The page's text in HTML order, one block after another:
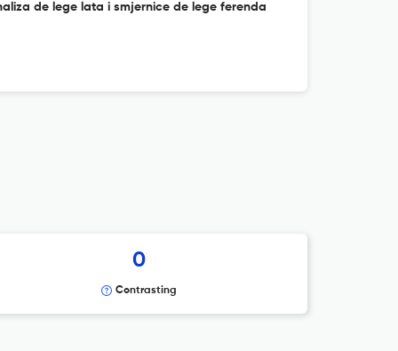
de lege lata i smjernice de lege ferenda
0
Contrasting